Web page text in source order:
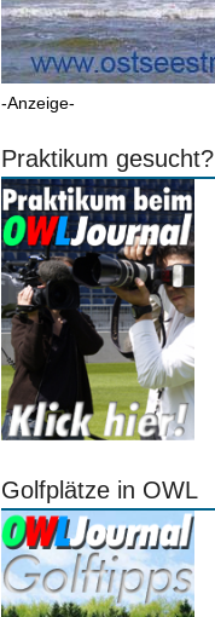
-Anzeige-
Praktikum gesucht?
Golfplätze in OWL